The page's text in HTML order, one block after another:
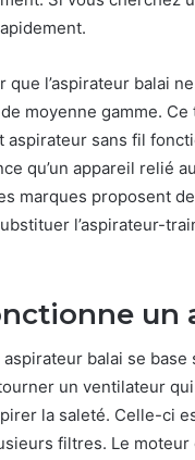
que l’aspirateur balai
moyenne gamme.
sans fil
qu’un appareil relié
marques proposent
l’aspirateur-
un
aspirateur balai se
un ventilateur
la saleté. Celle-ci
filtres. Le moteur